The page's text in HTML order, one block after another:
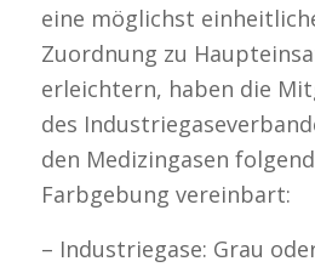
eine möglichst
Zuordnung zu
erleichtern, haben die
des
den Medizingasen
Farbgebung vereinbart:
– Industriegase: Grau